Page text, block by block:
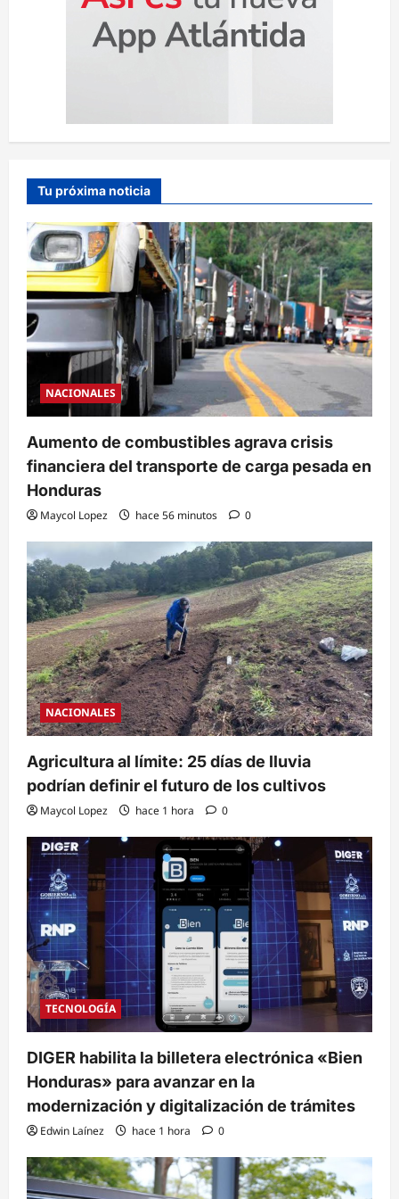
Tu próxima noticia
NACIONALES
Aumento de combustibles agrava crisis
financiera del transporte de carga pesada en
Honduras
Maycol Lopez hace 56 minutos 0
NACIONALES
Agricultura al límite: 25 días de lluvia
podrían definir el futuro de los cultivos
Maycol Lopez hace 1 hora 0
TECNOLOGÍA
DIGER habilita la billetera electrónica «Bien
Honduras» para avanzar en la
modernización y digitalización de trámites
Edwin Laínez hace 1 hora 0